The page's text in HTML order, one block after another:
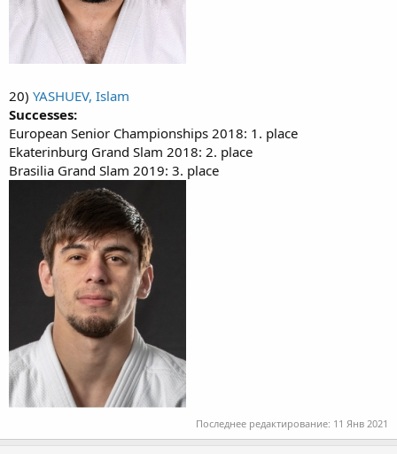
20) YASHUEV, Islam
Successes:
European Senior Championships 2018: 1. place
Ekaterinburg Grand Slam 2018: 2. place
Brasilia Grand Slam 2019: 3. place
Последнее редактирование: 11 Янв 2021